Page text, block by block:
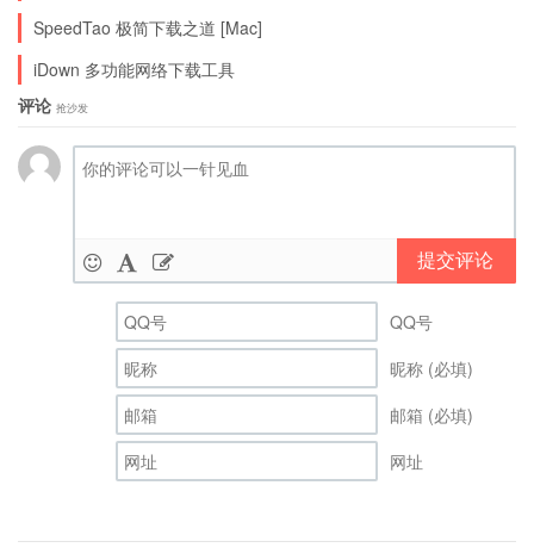
SpeedTao 极简下载之道 [Mac]
iDown 多功能网络下载工具
评论 抢沙发
提交评论
QQ号
昵称 (必填)
邮箱 (必填)
网址